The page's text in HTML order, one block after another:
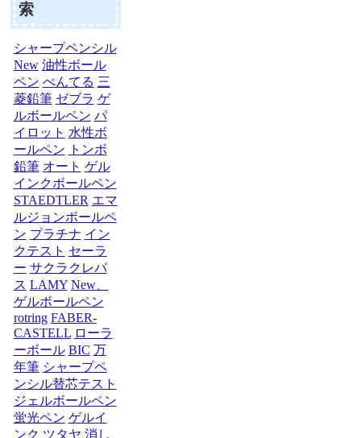
索
シャープペンシル
New 油性ボール
ペン ぺんてる 三
菱鉛筆 ゼブラ ゲ
ルボールペン パ
イロット 水性ボ
ールペン
トンボ
鉛筆 オート ゲル
インクボールペン
STAEDTLER エマ
ルジョンボールペ
ン プラチナ イン
クテスト セーラ
ー サクラクレパ
ス LAMY New、
ゲルボールペン
rotring FABER-
CASTELL ローラ
ーボール BIC 万
年筆 シャープペ
ンシル替芯テスト
ジェルボールペン
蛍光ペン ゲルイ
ンク ツタヤ 消し